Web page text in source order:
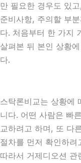
만 필요한 경우도 있
준비사항, 주의할 부
다. 처음부터 한 가지
살펴본 뒤 본인 상황
다.
스탁론비교는 상황에
니다. 어떤 사람은 빠
교하려고 하며, 또 다
절차를 먼저 확인하
따라서 거제디오션